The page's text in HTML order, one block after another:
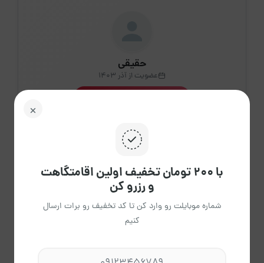
حقیقی
عضویت از آذر 1403
1
با ۲۰۰ تومان تخفیف اولین اقامتگاهت
و رزرو کن
شماره موبایلت رو وارد کن تا کد تخفیف رو برات ارسال
کنیم